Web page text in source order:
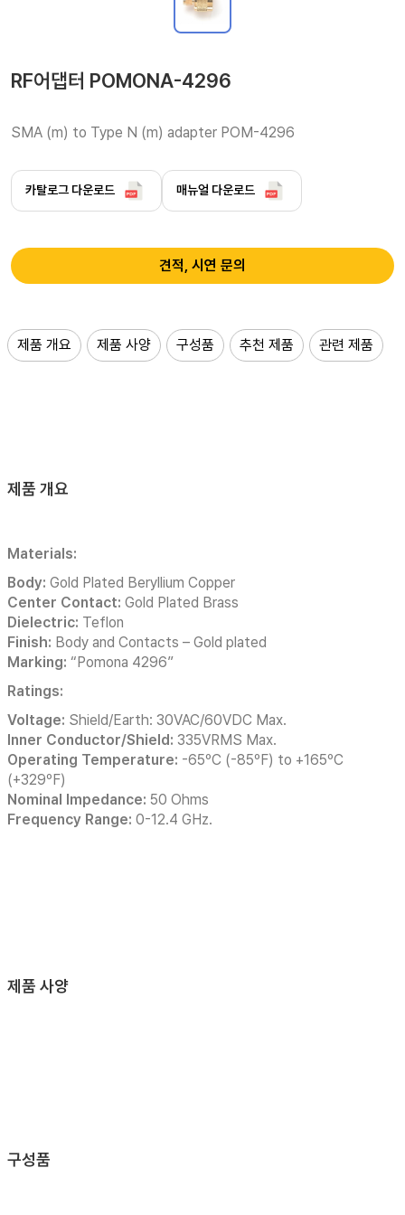
RF어댑터 POMONA-4296
SMA (m) to Type N (m) adapter POM-4296
카탈로그 다운로드 매뉴얼 다운로드
견적, 시연 문의
제품 개요 제품 사양 구성품 추천 제품 관련 제품
제품 개요
Materials:
Body: Gold Plated Beryllium Copper
Center Contact: Gold Plated Brass
Dielectric: Teflon
Finish: Body and Contacts – Gold plated
Marking: “Pomona 4296”
Ratings:
Voltage: Shield/Earth: 30VAC/60VDC Max.
Inner Conductor/Shield: 335VRMS Max.
Operating Temperature: -65ºC (-85ºF) to +165ºC
(+329ºF)
Nominal Impedance: 50 Ohms
Frequency Range: 0-12.4 GHz.
제품 사양
구성품